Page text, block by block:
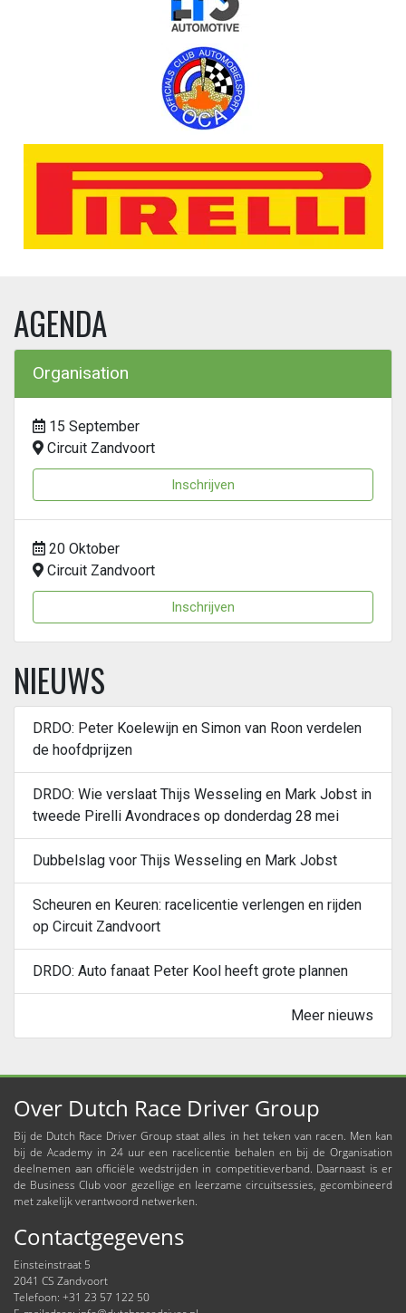
AGENDA
Organisation
15 September
Circuit Zandvoort
Inschrijven
20 Oktober
Circuit Zandvoort
Inschrijven
NIEUWS
DRDO: Peter Koelewijn en Simon van Roon verdelen
de hoofdprijzen
DRDO: Wie verslaat Thijs Wesseling en Mark Jobst in
tweede Pirelli Avondraces op donderdag 28 mei
Dubbelslag voor Thijs Wesseling en Mark Jobst
Scheuren en Keuren: racelicentie verlengen en rijden
op Circuit Zandvoort
DRDO: Auto fanaat Peter Kool heeft grote plannen
Meer nieuws
Over Dutch Race Driver Group
Bij de Dutch Race Driver Group staat alles in het teken van racen. Men kan
bij de Academy in 24 uur een racelicentie behalen en bij de Organisation
deelnemen aan officiële wedstrijden in competitieverband. Daarnaast is er
de Business Club voor gezellige en leerzame circuitsessies, gecombineerd
met zakelijk verantwoord netwerken.
Contactgegevens
Einsteinstraat 5
2041 CS Zandvoort
Telefoon: +31 23 57 122 50